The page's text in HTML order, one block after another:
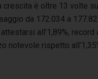
crescita è oltre 13 volte
da 172.034 a
all’1,89%,
notevole rispetto